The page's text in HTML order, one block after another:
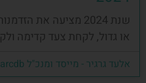
שנת 2024 מציעה את
או גדול, לקחת צעד קדימה
אלעד גרגיר - מייסד ומנכ"ל arcdb